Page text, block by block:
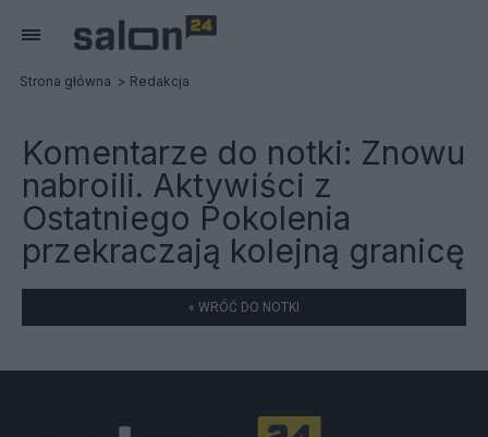
Strona główna Redakcja
Komentarze do notki: Znowu
nabroili. Aktywiści z
Ostatniego Pokolenia
przekraczają kolejną granicę
« WRÓĆ DO NOTKI